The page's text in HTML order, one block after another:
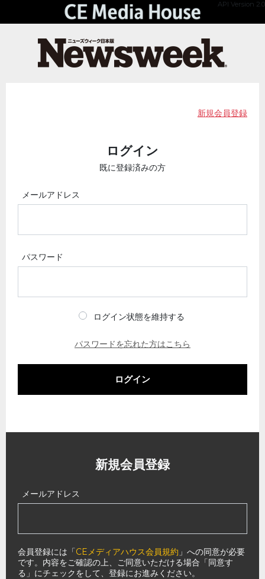
API Version 2.0
新規会員登録
ログイン
既に登録済みの方
メールアドレス
パスワード
ログイン状態を維持する
パスワードを忘れた方はこちら
ログイン
新規会員登録
メールアドレス
会員登録には「CEメディアハウス会員規約 」への同意が必要
です。内容をご確認の上、ご同意いただける場合「同意す
る」にチェックをして、登録にお進みください。